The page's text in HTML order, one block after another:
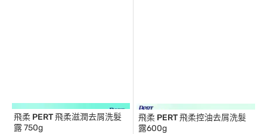
飛柔 PERT飛柔滋潤去屑洗髮
露 750g
飛柔 PERT飛柔控油去屑洗髮
露600g